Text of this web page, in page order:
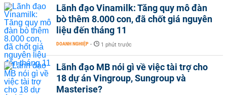
Lãnh đạo Vinamilk: Tăng quy mô đàn
bò thêm 8.000 con, đã chốt giá nguyên
liệu đến tháng 11
DOANH NGHIỆP - 1 phút trước
Lãnh đạo MB nói gì về việc tài trợ cho
18 dự án Vingroup, Sungroup và
Masterise?